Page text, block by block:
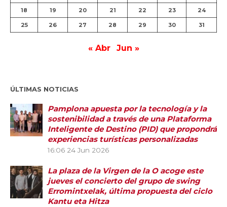
18 19 20 21 22 23 24
25 26 27 28 29 30 31
« Abr Jun »
ÚLTIMAS NOTICIAS
Pamplona apuesta por la tecnología y la
sostenibilidad a través de una Plataforma
Inteligente de Destino (PID) que propondrá
experiencias turísticas personalizadas
16:06 24 Jun 2026
La plaza de la Virgen de la O acoge este
jueves el concierto del grupo de swing
Erromintxelak, última propuesta del ciclo
Kantu eta Hitza